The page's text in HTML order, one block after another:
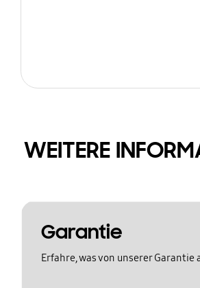
WEITERE
Garantie
Erfahre, was von unserer Garantie